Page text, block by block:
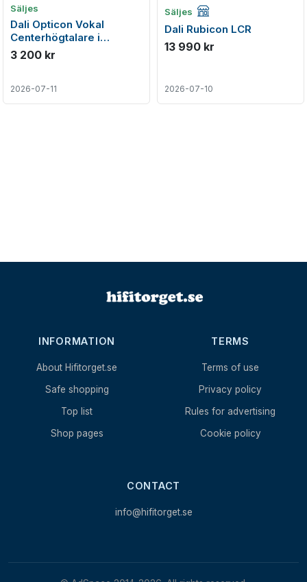
Säljes
Dali Opticon Vokal
Centerhögtalare i
toppenskick
3 200 kr
2026-07-11
Säljes Företagsannons
Dali Rubicon LCR
13 990 kr
2026-07-10
INFORMATION
About Hifitorget.se
Safe shopping
Top list
Shop pages
TERMS
Terms of use
Privacy policy
Rules for advertising
Cookie policy
CONTACT
info@hifitorget.se